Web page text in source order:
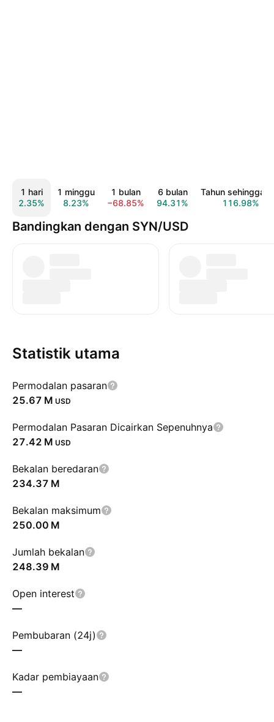
1 hari
2.35%
1 minggu
8.23%
1 bulan
−68.85%
6 bulan
94.31%
Tahun sehingga
116.98%
Bandingkan dengan SYN/USD
Statistik utama
Permodalan pasaran
‪25.67 M‬ USD
Permodalan Pasaran Dicairkan Sepenuhnya
‪27.42 M‬ USD
Bekalan beredaran
‪234.37 M‬
Bekalan maksimum
‪250.00 M‬
Jumlah bekalan
‪248.39 M‬
Open interest
—
Pembubaran (24j)
—
Kadar pembiayaan
—